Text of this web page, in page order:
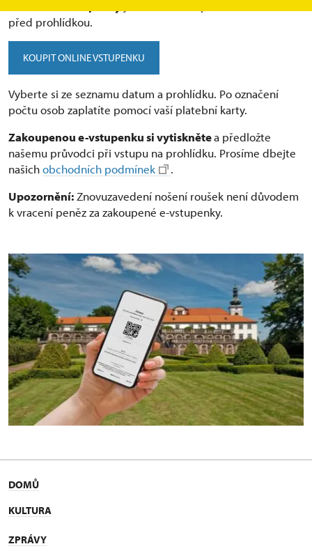
před prohlídkou.
KOUPIT ONLINE VSTUPENKU
Vyberte si ze seznamu datum a prohlídku. Po označení
počtu osob zaplatíte pomocí vaší platební karty.
Zakoupenou e-vstupenku si vytisknětea předložte
našemu průvodci při vstupu na prohlídku. Prosíme dbejte
našichobchodních podmínek
.
Upozornění: Znovuzavedení nošení roušek není důvodem
k vracení peněz za zakoupené e-vstupenky.
DOMŮ
KULTURA
ZPRÁVY